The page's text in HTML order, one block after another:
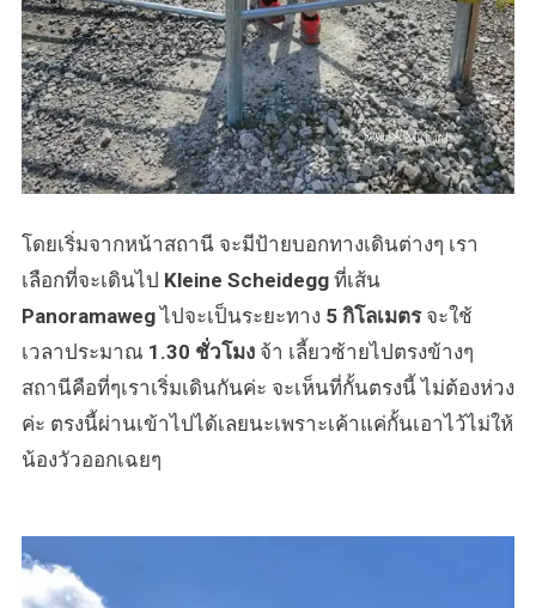
โดยเริ่มจากหน้าสถานี จะมีป้ายบอกทางเดินต่างๆ เรา
เลือกที่จะเดินไป Kleine Scheideggที่เส้น
Panoramawegไปจะเป็นระยะทาง 5 กิโลเมตร จะใช้
เวลาประมาณ 1.30 ชั่วโมงจ้า เลี้ยวซ้ายไปตรงข้างๆ
สถานีคือที่ๆเราเริ่มเดินกันค่ะ จะเห็นที่กั้นตรงนี้ ไม่ต้องห่วง
ค่ะ ตรงนี้ผ่านเข้าไปได้เลยนะเพราะเค้าแค่กั้นเอาไว้ไม่ให้
น้องวัวออกเฉยๆ